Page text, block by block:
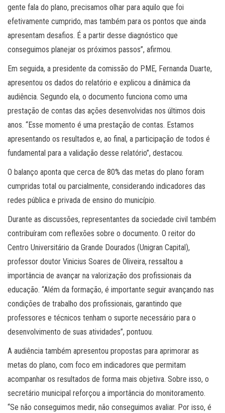
gente fala do plano, precisamos olhar para aquilo que foi
efetivamente cumprido, mas também para os pontos que ainda
apresentam desafios. É a partir desse diagnóstico que
conseguimos planejar os próximos passos”, afirmou.
Em seguida, a presidente da comissão do PME, Fernanda Duarte,
apresentou os dados do relatório e explicou a dinâmica da
audiência. Segundo ela, o documento funciona como uma
prestação de contas das ações desenvolvidas nos últimos dois
anos. “Esse momento é uma prestação de contas. Estamos
apresentando os resultados e, ao final, a participação de todos é
fundamental para a validação desse relatório”, destacou.
O balanço aponta que cerca de 80% das metas do plano foram
cumpridas total ou parcialmente, considerando indicadores das
redes pública e privada de ensino do município.
Durante as discussões, representantes da sociedade civil também
contribuíram com reflexões sobre o documento. O reitor do
Centro Universitário da Grande Dourados (Unigran Capital),
professor doutor Vinicius Soares de Oliveira, ressaltou a
importância de avançar na valorização dos profissionais da
educação. “Além da formação, é importante seguir avançando nas
condições de trabalho dos profissionais, garantindo que
professores e técnicos tenham o suporte necessário para o
desenvolvimento de suas atividades”, pontuou.
A audiência também apresentou propostas para aprimorar as
metas do plano, com foco em indicadores que permitam
acompanhar os resultados de forma mais objetiva. Sobre isso, o
secretário municipal reforçou a importância do monitoramento.
“Se não conseguimos medir, não conseguimos avaliar. Por isso, é